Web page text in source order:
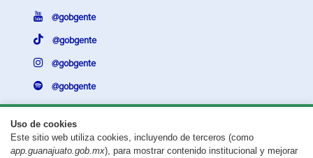
Uso de cookies
Este sitio web utiliza cookies, incluyendo de terceros (como
app.guanajuato.gob.mx), para mostrar contenido institucional y mejorar
@gobgente
@gobgente
@gobgente
@gobgente
¿Existe algún problema con esta página?Repórtalo aquí.